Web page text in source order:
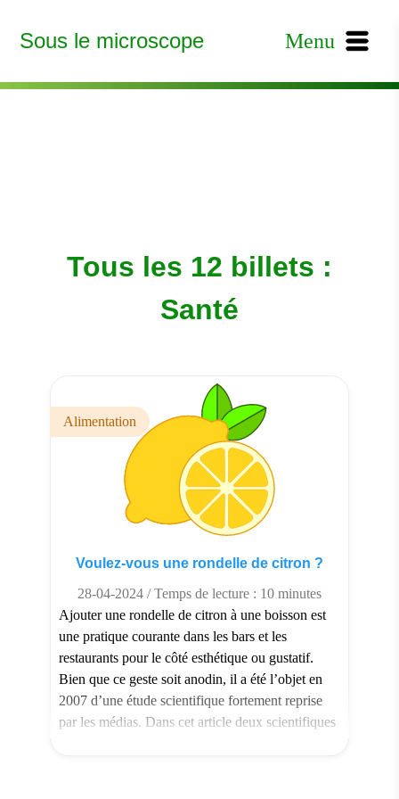
Sous le microscope Menu
Tous les 12 billets :
Santé
Voulez-vous une rondelle de citron ?
28-04-2024 / Temps de lecture : 10 minutes
Ajouter une rondelle de citron à une boisson est
une pratique courante dans les bars et les
restaurants pour le côté esthétique ou gustatif.
Bien que ce geste soit anodin, il a été l’objet en
2007 d’une étude scientifique fortement reprise
par les médias. Dans cet article deux scientifiques
Alimentation